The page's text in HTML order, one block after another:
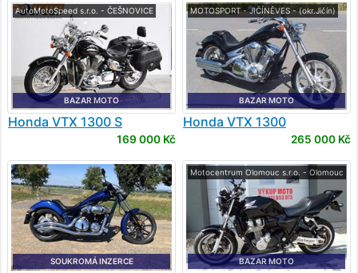
AutoMotoSpeed s.r.o. - ČEŠNOVICE
BAZAR MOTO
Honda VTX 1300 S
169 000 Kč
MOTOSPORT - JIČÍNĚVES - (okr.Jičín)
BAZAR MOTO
Honda VTX 1300
265 000 Kč
SOUKROMÁ INZERCE
Motocentrum Olomouc s.r.o. - Olomouc
BAZAR MOTO